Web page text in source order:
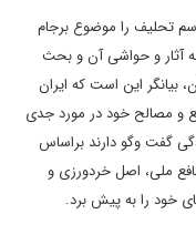
تحلیف را موضوع برجام
آثار و حواشی آن و بحث
بیانگر این است که ایران
و مصالح خود در مورد جدی
گفت وگو دارند براساس
ملی، اصل خردورزی و
خود را به پیش برد.